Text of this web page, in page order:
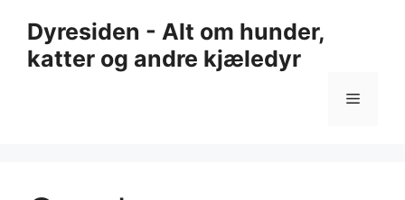
innhold
Dyresiden - Alt om hunder,
katter og andre kjæledyr
Meny